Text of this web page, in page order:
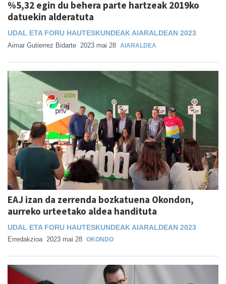
%5,32 egin du behera parte hartzeak 2019ko
datuekin alderatuta
UDAL ETA FORU HAUTESKUNDEAK AIARALDEAN 2023
Aimar Gutierrez Bidarte 2023 mai 28 AIARALDEA
EAJ izan da zerrenda bozkatuena Okondon,
aurreko urteetako aldea handituta
UDAL ETA FORU HAUTESKUNDEAK AIARALDEAN 2023
Erredakzioa 2023 mai 28 OKONDO